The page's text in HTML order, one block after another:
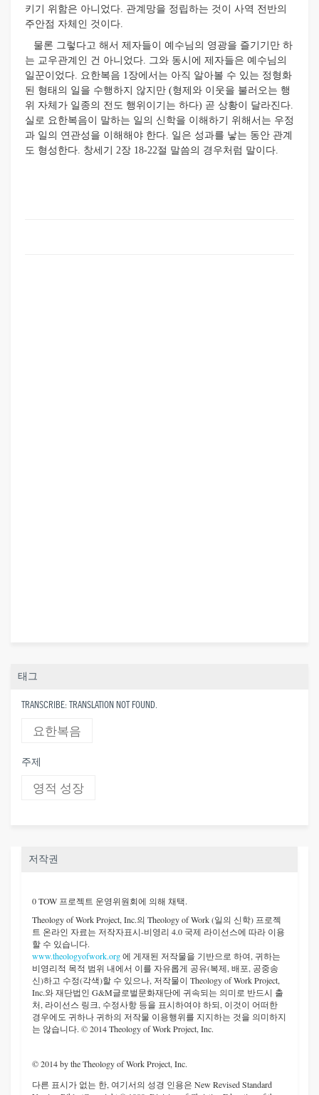
키기 위함은 아니었다. 관계망을 정립하는 것이 사역 전반의
주안점 자체인 것이다.
물론 그렇다고 해서 제자들이 예수님의 영광을 즐기기만 하
는 교우관계인 건 아니었다. 그와 동시에 제자들은 예수님의
일꾼이었다. 요한복음 1장에서는 아직 알아볼 수 있는 정형화
된 형태의 일을 수행하지 않지만 (형제와 이웃을 불러오는 행
위 자체가 일종의 전도 행위이기는 하다) 곧 상황이 달라진다.
실로 요한복음이 말하는 일의 신학을 이해하기 위해서는 우정
과 일의 연관성을 이해해야 한다. 일은 성과를 낳는 동안 관계
도 형성한다. 창세기 2장 18-22절 말씀의 경우처럼 말이다.
태그
TRANSCRIBE: TRANSLATION NOT FOUND.
요한복음
주제
영적 성장
저작권
0 TOW 프로젝트 운영위원회에 의해 채택.
Theology of Work Project, Inc.의 Theology of Work (일의 신학) 프로젝
트 온라인 자료는 저작자표시-비영리 4.0 국제 라이선스에 따라 이용
할 수 있습니다.
www.theologyofwork.org에 게재된 저작물을 기반으로 하여, 귀하는
비영리적 목적 범위 내에서 이를 자유롭게 공유(복제, 배포, 공중송
신)하고 수정(각색)할 수 있으나, 저작물이 Theology of Work Project,
Inc.와 재단법인 G&M글로벌문화재단에 귀속되는 의미로 반드시 출
처, 라이선스 링크, 수정사항 등을 표시하여야 하되, 이것이 어떠한
경우에도 귀하나 귀하의 저작물 이용행위를 지지하는 것을 의미하지
는 않습니다. © 2014 Theology of Work Project, Inc.
© 2014 by the Theology of Work Project, Inc.
다른 표시가 없는 한, 여기서의 성경 인용은 New Revised Standard